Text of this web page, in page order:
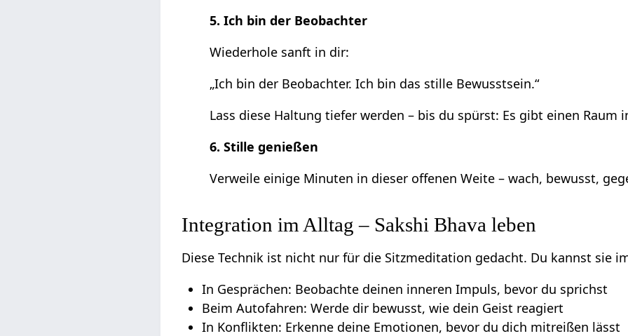
5. Ich bin der Beobachter
Wiederhole sanft in dir:
„Ich bin der Beobachter. Ich bin das stille Bewusstsein.“
Lass diese Haltung tiefer werden – bis du spürst: Es gibt einen
6. Stille genießen
Verweile einige Minuten in dieser offenen Weite – wach, bewusst,
Integration im Alltag – Sakshi Bhava leben
Diese Technik ist nicht nur für die Sitzmeditation gedacht. Du kannst sie
In Gesprächen: Beobachte deinen inneren Impuls, bevor du sprichst
Beim Autofahren: Werde dir bewusst, wie dein Geist reagiert
In Konflikten: Erkenne deine Emotionen, bevor du dich mitreißen lässt